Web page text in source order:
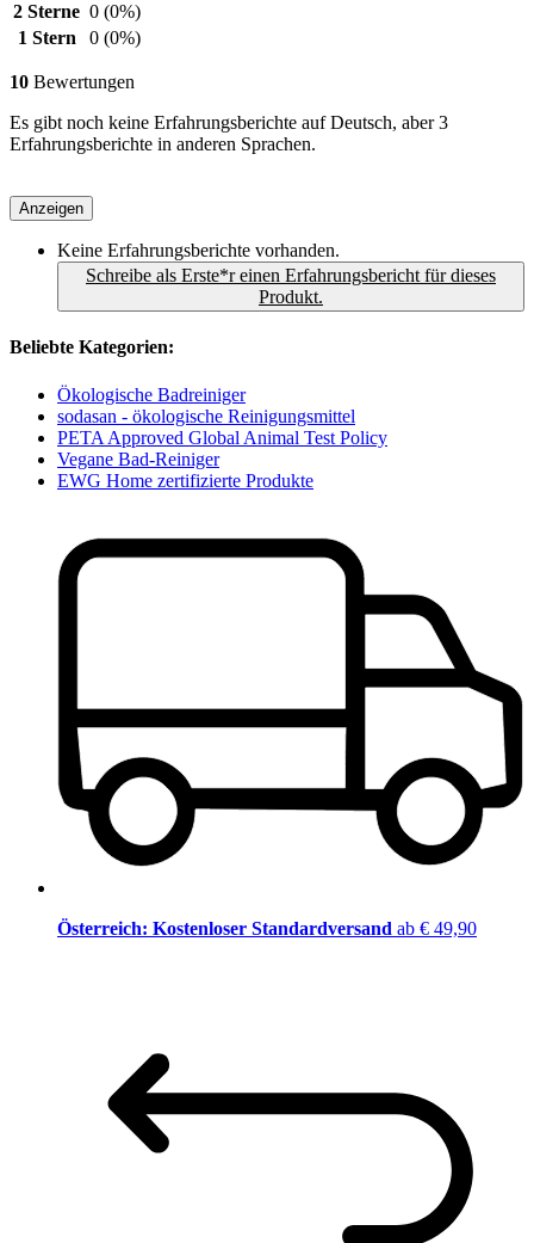
2 Sterne 0 (0%)
1 Stern
0 (0%)
10 Bewertungen
Es gibt noch keine Erfahrungsberichte auf Deutsch, aber 3
Erfahrungsberichte in anderen Sprachen.
Anzeigen
Keine Erfahrungsberichte vorhanden.
Schreibe als Erste*r einen Erfahrungsbericht für dieses
Produkt.
Beliebte Kategorien:
Ökologische Badreiniger
sodasan - ökologische Reinigungsmittel
PETA Approved Global Animal Test Policy
Vegane Bad-Reiniger
EWG Home zertifizierte Produkte
Österreich: Kostenloser Standardversand ab € 49,90